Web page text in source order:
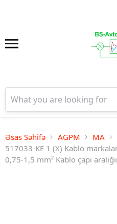
Əsas Səhifə AGPM MA
517033-KE 1 (X) Kablo
0,75-1,5 mm² Kablo çapı